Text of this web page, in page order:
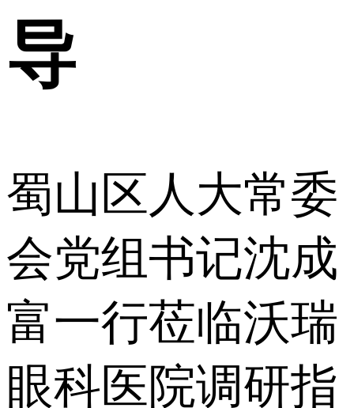
导
蜀山区人大常委
会党组书记沈成
富一行莅临沃瑞
眼科医院调研指